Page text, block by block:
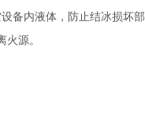
备内液体，防止结冰损坏部
源。